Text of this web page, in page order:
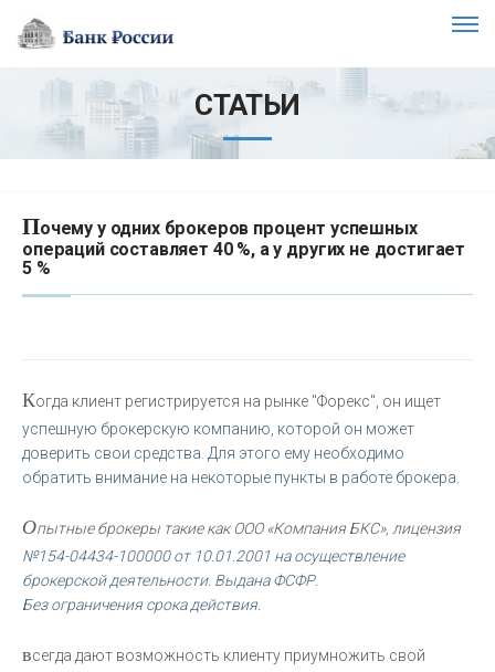
СТАТЬИ
Почему у одних брокеров процент успешных
операций составляет 40 %, а у других не достигает
5 %
Когда клиент регистрируется на рынке "Форекс", он ищет
успешную брокерскую компанию, которой он может
доверить свои средства. Для этого ему необходимо
обратить внимание на некоторые пункты в работе брокера.
Опытные брокеры такие как ООО «Компания БКС», лицензия
№154-04434-100000 от 10.01.2001 на осуществление
брокерской деятельности. Выдана ФСФР.
Без ограничения срока действия.
всегда дают возможность клиенту приумножить свой